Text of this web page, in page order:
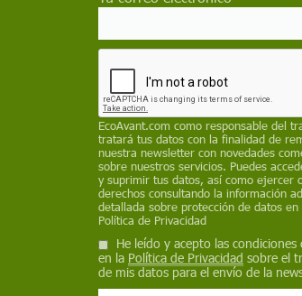
alcanzaron ellos mismos
de las extremidades anteriores con la
grupos de dinosaurios con una
abelisáuridos,
y ceratosáuridos.
EcoAvant.com como responsable del
tratará tus datos con la finalidad de
nuestra newsletter con novedades
sobre nuestros servicios. Puedes
y suprimir tus datos, así como ejercer
derechos consultando la información
detallada sobre protección de datos en
Política de Privacidad
He leído y acepto las condiciones
en la Política de Privacidad sobre el
de mis datos para el envío de la